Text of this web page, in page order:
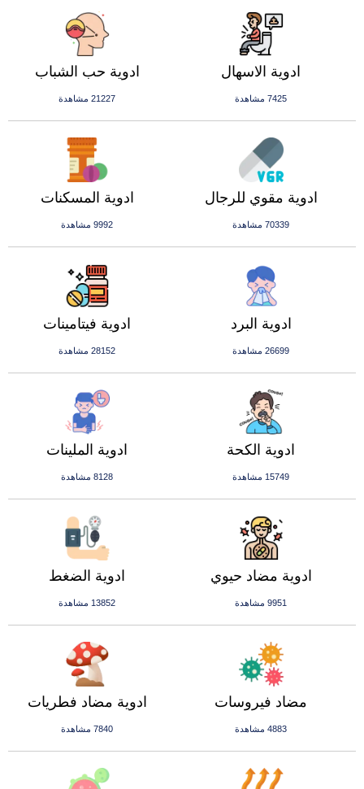
ادوية حب الشباب
21227 مشاهدة
ادوية الاسهال
7425 مشاهدة
ادوية المسكنات
9992 مشاهدة
ادوية مقوي للرجال
70339 مشاهدة
ادوية فيتامينات
28152 مشاهدة
ادوية البرد
26699 مشاهدة
ادوية الملينات
8128 مشاهدة
ادوية الكحة
15749 مشاهدة
ادوية الضغط
13852 مشاهدة
ادوية مضاد حيوي
9951 مشاهدة
ادوية مضاد فطريات
7840 مشاهدة
مضاد فيروسات
4883 مشاهدة